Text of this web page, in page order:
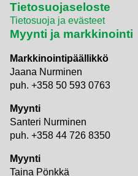
Tietosuojaseloste
Tietosuoja ja evästeet
Myynti ja markkinointi
Markkinointipäällikkö
Jaana Nurminen
puh. +358 50 593 0763
Myynti
Santeri Nurminen
puh. +358 44 726 8350
Myynti
Taina Pönkkä